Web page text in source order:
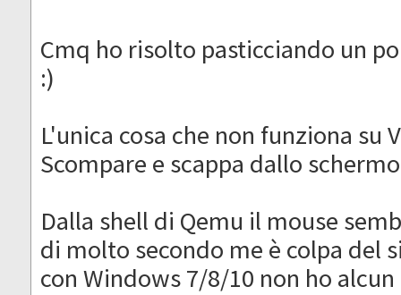
Cmq ho risolto pasticciando un
:)
L'unica cosa che non funziona su
Scompare e scappa dallo schermo
Dalla shell di Qemu il mouse
di molto secondo me è colpa del
con Windows 7/8/10 non ho